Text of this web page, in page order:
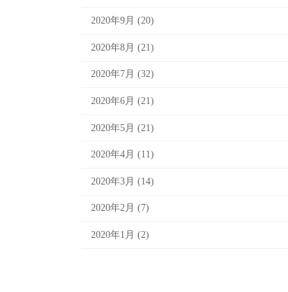
2020年9月 (20)
2020年8月 (21)
2020年7月 (32)
2020年6月 (21)
2020年5月 (21)
2020年4月 (11)
2020年3月 (14)
2020年2月 (7)
2020年1月 (2)